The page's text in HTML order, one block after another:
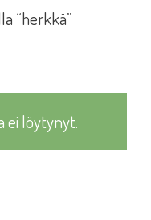
“herkkä”
ei löytynyt.